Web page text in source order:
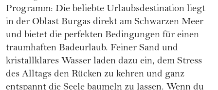
Programm: Die beliebte Urlaubsdestination liegt
in der Oblast Burgas direkt am Schwarzen Meer
und bietet die perfekten Bedingungen für einen
traumhaften Badeurlaub. Feiner Sand und
kristallklares Wasser laden dazu ein, dem Stress
des Alltags den Rücken zu kehren und ganz
entspannt die Seele baumeln zu lassen. Wenn du